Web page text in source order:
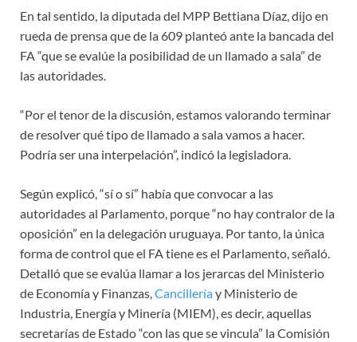
En tal sentido, la diputada del MPP Bettiana Díaz, dijo en
rueda de prensa que de la 609 planteó ante la bancada del
FA “que se evalúe la posibilidad de un llamado a sala” de
las autoridades.
“Por el tenor de la discusión, estamos valorando terminar
de resolver qué tipo de llamado a sala vamos a hacer.
Podría ser una interpelación”, indicó la legisladora.
Según explicó, “sí o sí” había que convocar a las
autoridades al Parlamento, porque “no hay contralor de la
oposición” en la delegación uruguaya. Por tanto, la única
forma de control que el FA tiene es el Parlamento, señaló.
Detalló que se evalúa llamar a los jerarcas del Ministerio
de Economía y Finanzas,Cancilleríay Ministerio de
Industria, Energía y Minería (MIEM), es decir, aquellas
secretarías de Estado “con las que se vincula” la Comisión